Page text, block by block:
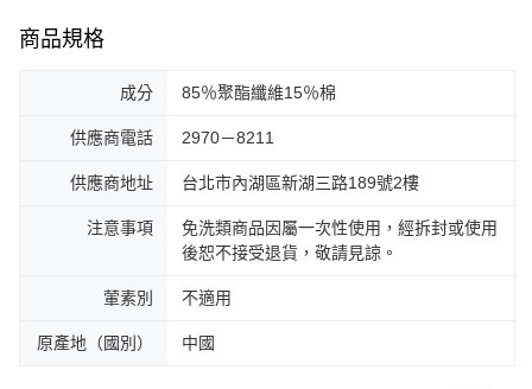
商品規格
成分 85％聚酯纖維15％棉
供應商電話 2970－8211
供應商地址 台北市內湖區新湖三路189號2樓
注意事項
免洗類商品因屬一次性使用，經拆封或使用
後恕不接受退貨，敬請見諒。
葷素別 不適用
原產地（國別） 中國